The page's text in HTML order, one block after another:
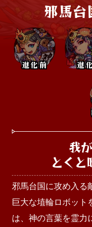
邪馬
進化前 進
我
とくと
邪馬台国に攻め入る
巨大な埴輪ロボット
は、神の言葉を霊力